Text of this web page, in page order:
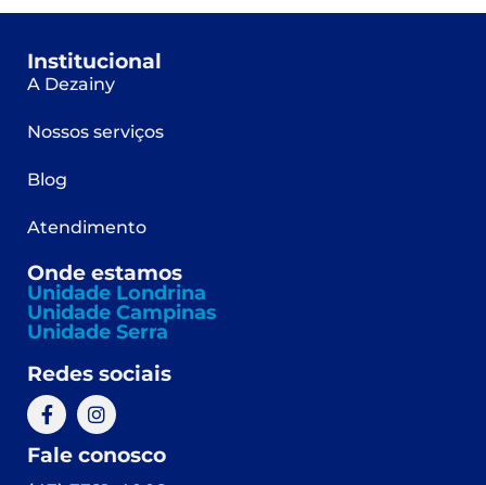
Institucional
A Dezainy
Nossos serviços
Blog
Atendimento
Onde estamos
Unidade Londrina
Unidade Campinas
Unidade Serra
Redes sociais
Fale conosco